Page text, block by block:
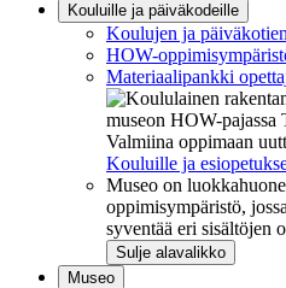
Kouluille ja päiväkodeille
Koulujen ja
HOW-
Materiaalipankki
Valmiina oppimaan
Kouluille ja
Museo on
oppimisympäristö,
syventää eri sisältöjen
Sulje alavalikko
Museo